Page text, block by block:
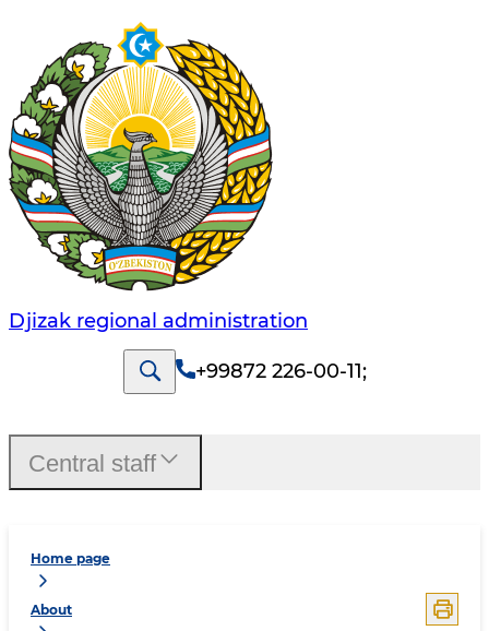
Djizak regional administration
+99872 226-00-11;
Home page
About
Central staff